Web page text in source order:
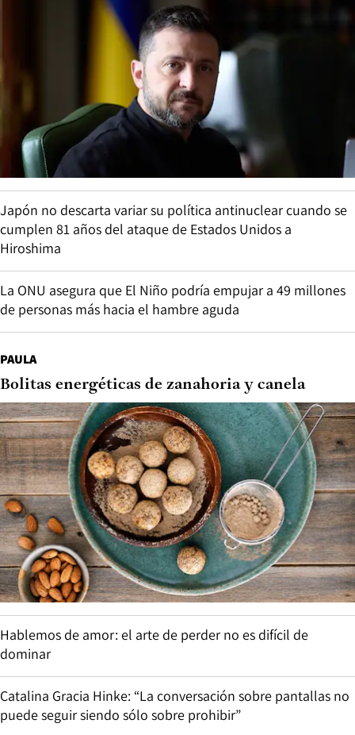
Japón no descarta variar su política antinuclear cuando se
cumplen 81 años del ataque de Estados Unidos a
Hiroshima
La ONU asegura que El Niño podría empujar a 49 millones
de personas más hacia el hambre aguda
PAULA
Bolitas energéticas de zanahoria y canela
Hablemos de amor: el arte de perder no es difícil de
dominar
Catalina Gracia Hinke: “La conversación sobre pantallas no
puede seguir siendo sólo sobre prohibir”